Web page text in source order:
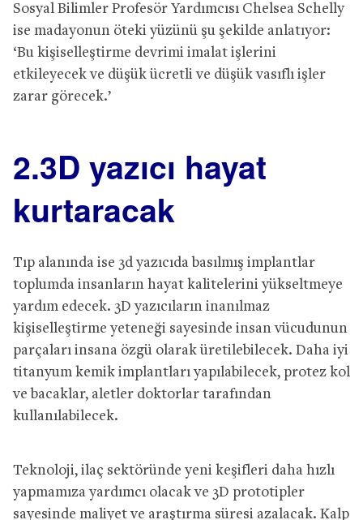
Sosyal Bilimler Profesör Yardımcısı Chelsea Schelly
ise madayonun öteki yüzünü şu şekilde anlatıyor:
‘Bu kişiselleştirme devrimi imalat işlerini
etkileyecek ve düşük ücretli ve düşük vasıflı işler
zarar görecek.’
2.3D yazıcı hayat
kurtaracak
Tıp alanında ise 3d yazıcıda basılmış implantlar
toplumda insanların hayat kalitelerini yükseltmeye
yardım edecek. 3D yazıcıların inanılmaz
kişiselleştirme yeteneği sayesinde insan vücudunun
parçaları insana özgü olarak üretilebilecek. Daha iyi
titanyum kemik implantları yapılabilecek, protez kol
ve bacaklar, aletler doktorlar tarafından
kullanılabilecek.
Teknoloji, ilaç sektöründe yeni keşifleri daha hızlı
yapmamıza yardımcı olacak ve 3D prototipler
sayesinde maliyet ve araştırma süresi azalacak. Kalp